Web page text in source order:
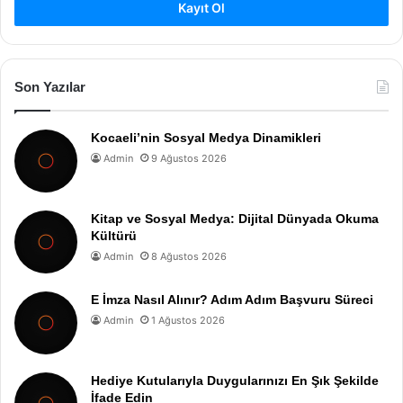
Kayıt Ol
Son Yazılar
Kocaeli’nin Sosyal Medya Dinamikleri
Admin 9 Ağustos 2026
Kitap ve Sosyal Medya: Dijital Dünyada Okuma
Kültürü
Admin 8 Ağustos 2026
E İmza Nasıl Alınır? Adım Adım Başvuru Süreci
Admin 1 Ağustos 2026
Hediye Kutularıyla Duygularınızı En Şık Şekilde
İfade Edin